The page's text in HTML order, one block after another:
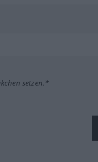
setzen.*